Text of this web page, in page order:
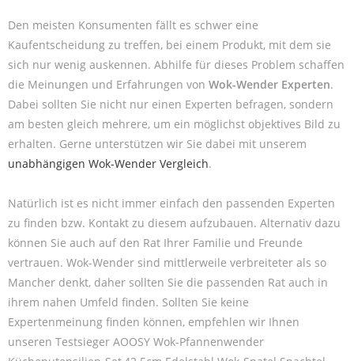
Den meisten Konsumenten fällt es schwer eine
Kaufentscheidung zu treffen, bei einem Produkt, mit dem sie
sich nur wenig auskennen. Abhilfe für dieses Problem schaffen
die Meinungen und Erfahrungen von Wok-Wender Experten.
Dabei sollten Sie nicht nur einen Experten befragen, sondern
am besten gleich mehrere, um ein möglichst objektives Bild zu
erhalten. Gerne unterstützen wir Sie dabei mit unserem
unabhängigen Wok-Wender Vergleich.
Natürlich ist es nicht immer einfach den passenden Experten
zu finden bzw. Kontakt zu diesem aufzubauen. Alternativ dazu
können Sie auch auf den Rat Ihrer Familie und Freunde
vertrauen. Wok-Wender sind mittlerweile verbreiteter als so
Mancher denkt, daher sollten Sie die passenden Rat auch in
ihrem nahen Umfeld finden. Sollten Sie keine
Expertenmeinung finden können, empfehlen wir Ihnen
unseren Testsieger AOOSY Wok-Pfannenwender